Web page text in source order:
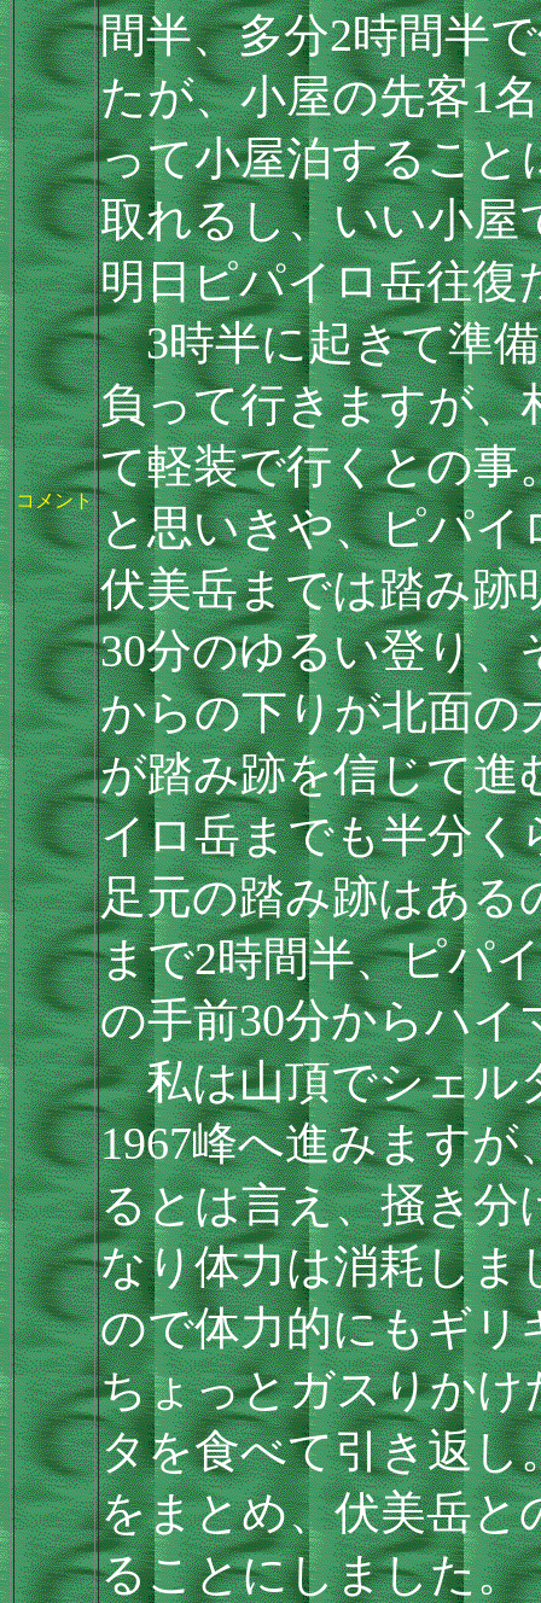
コメント
間半、多分2時間半
たが、小屋の先客1
って小屋泊すること
取れるし、いい小屋
明日ピパイロ岳往復
3時半に起きて準備
負って行きますが、
て軽装で行くとの事
と思いきや、ピパイ
伏美岳までは踏み跡
30分のゆるい登り、
からの下りが北面の
が踏み跡を信じて進
イロ岳までも半分く
足元の踏み跡はある
まで2時間半、ピパ
の手前30分からハイ
私は山頂でシェル
1967峰へ進みますが
るとは言え、掻き分
なり体力は消耗しま
ので体力的にもギリ
ちょっとガスりか
タを食べて引き返し
をまとめ、伏美岳と
ることにしました。